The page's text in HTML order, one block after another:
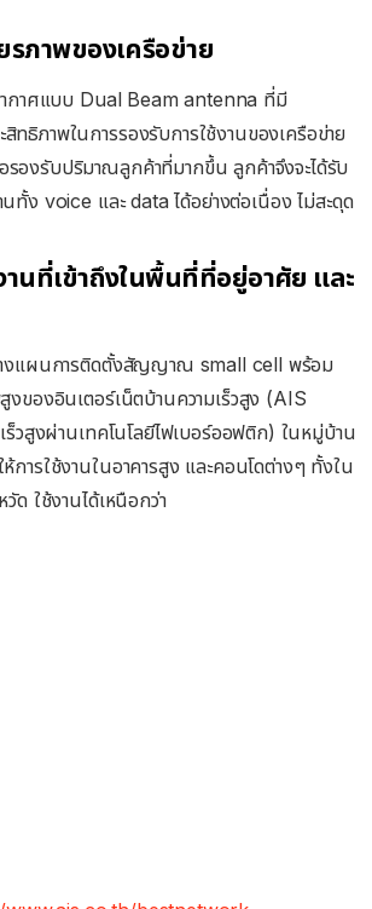
รภาพของเครือข่าย
อากาศแบบ Dual Beam antenna ที่มี
ธิภาพในการรองรับการใช้งานของเครือข่าย
องรับปริมาณลูกค้าที่มากขึ้น ลูกค้าจึงจะได้รับ
ทั้ง voice และ data ได้อย่างต่อเนื่อง ไม่สะดุด
านที่เข้าถึงในพื้นที่ที่อยู่อาศัย และ
างแผนการติดตั้งสัญญาณ small cell พร้อม
งของอินเตอร์เน็ตบ้านความเร็วสูง (AIS
วสูงผ่านเทคโนโลยีไฟเบอร์ออฟติก) ในหมู่บ้าน
การใช้งานในอาคารสูง และคอนโดต่างๆ ทั้งใน
ด ใช้งานได้เหนือกว่า